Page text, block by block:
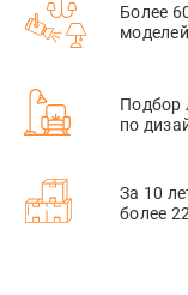
Более
Подбор
по
За 10
более